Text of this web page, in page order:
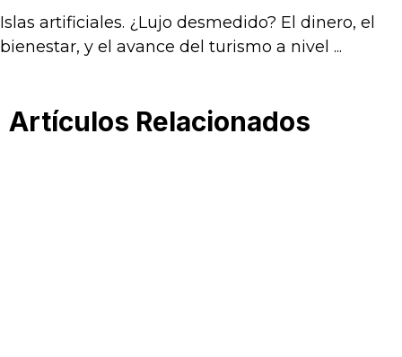
Islas artificiales. ¿Lujo desmedido? El dinero, el
bienestar, y el avance del turismo a nivel ...
Artículos Relacionados